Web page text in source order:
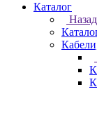
Каталог
Назад